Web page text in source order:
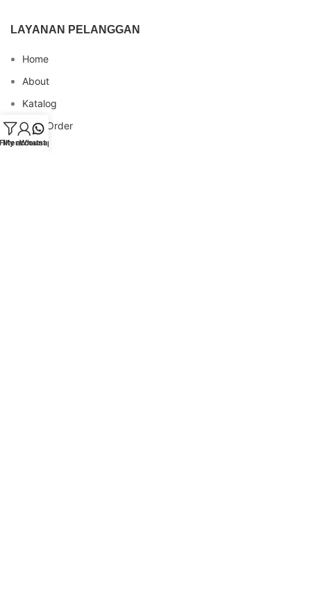
LAYANAN PELANGGAN
Home
About
Katalog
Cara Order
Blog
My account
Whatsapp